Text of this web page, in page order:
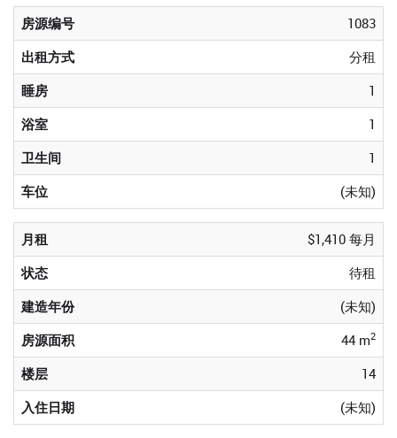
房源编号
1083
出租方式
分租
睡房
1
浴室
1
卫生间
1
车位
(未知)
月租
$1,410 每月
状态
待租
建造年份
(未知)
房源面积
44 m2
楼层
14
入住日期
(未知)